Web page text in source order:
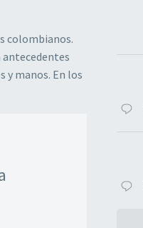
colombianos.
y manos. En los